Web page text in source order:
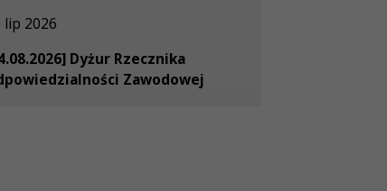
lip 2026
Dyżur Rzecznika
Zawodowej